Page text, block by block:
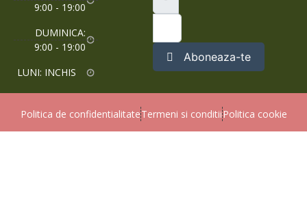
9:00 - 19:00
DUMINICA:
9:00 - 19:00
LUNI: INCHIS
Aboneaza-te
Politica de confidentialitateTermeni si conditiiPolitica cookie